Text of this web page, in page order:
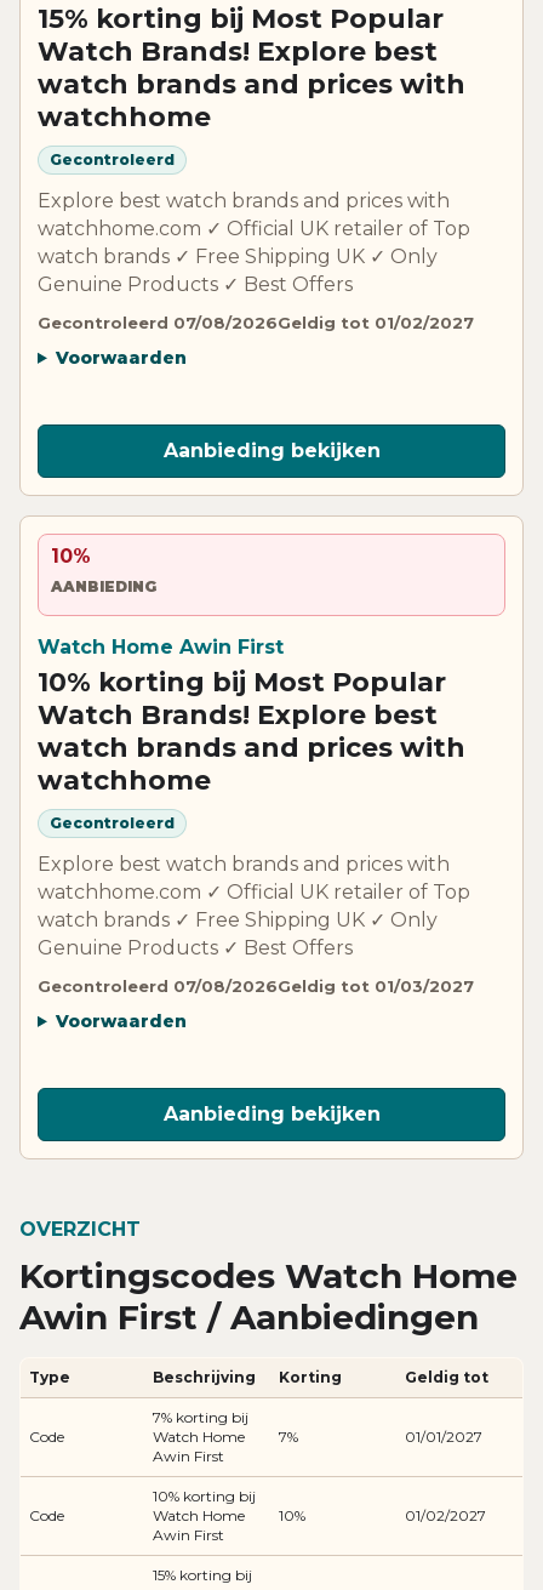
15% korting bij Most Popular
Watch Brands! Explore best
watch brands and prices with
watchhome
Gecontroleerd
Explore best watch brands and prices with
watchhome.com ✓ Official UK retailer of Top
watch brands ✓ Free Shipping UK ✓ Only
Genuine Products ✓ Best Offers
Gecontroleerd 07/08/2026Geldig tot 01/02/2027
Voorwaarden
Aanbieding bekijken
10%
AANBIEDING
Watch Home Awin First
10% korting bij Most Popular
Watch Brands! Explore best
watch brands and prices with
watchhome
Gecontroleerd
Explore best watch brands and prices with
watchhome.com ✓ Official UK retailer of Top
watch brands ✓ Free Shipping UK ✓ Only
Genuine Products ✓ Best Offers
Gecontroleerd 07/08/2026Geldig tot 01/03/2027
Voorwaarden
Aanbieding bekijken
OVERZICHT
Kortingscodes Watch Home
Awin First / Aanbiedingen
Type Beschrijving Korting Geldig tot
Code
7% korting bij
Watch Home
Awin First
7% 01/01/2027
Code
10% korting bij
Watch Home
Awin First
10% 01/02/2027
15% korting bij